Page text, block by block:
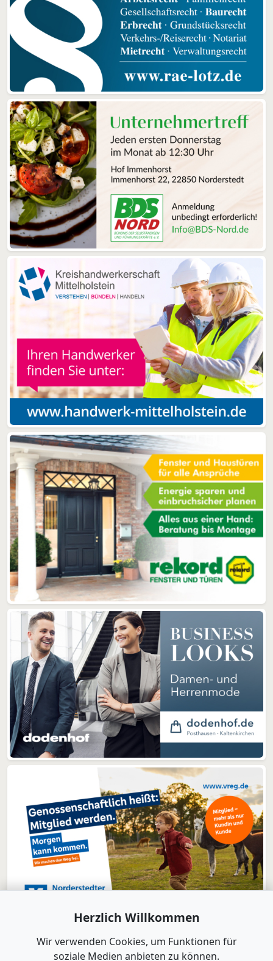
Herzlich Willkommen
Wir verwenden Cookies, um Funktionen für
soziale Medien anbieten zu können.